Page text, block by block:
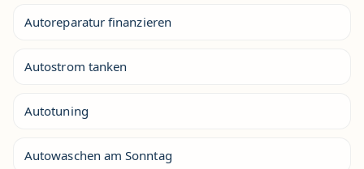
Autoreparatur finanzieren
Autostrom tanken
Autotuning
Autowaschen am Sonntag